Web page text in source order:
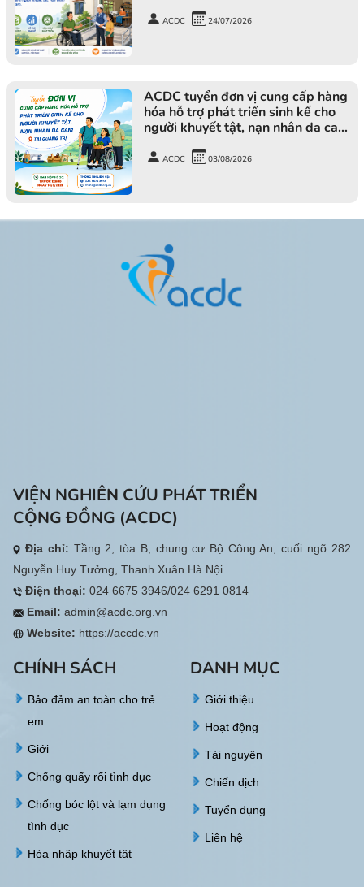
ACDC 24/07/2026
ACDC tuyển đơn vị cung cấp hàng
hóa hỗ trợ phát triển sinh kế cho
người khuyết tật, nạn nhân da cam
ACDC 03/08/2026
VIỆN NGHIÊN CỨU PHÁT TRIỂN
CỘNG ĐỒNG (ACDC)
Địa chỉ: Tầng 2, tòa B, chung cư Bộ Công An, cuối ngõ 282
Nguyễn Huy Tưởng, Thanh Xuân Hà Nội.
Điện thoại: 024 6675 3946/024 6291 0814
Email: admin@acdc.org.vn
Website: https://accdc.vn
CHÍNH SÁCH
Bảo đảm an toàn cho trẻ
em
Giới
Chống quấy rối tình dục
Chống bóc lột và lạm dụng
tình dục
Hòa nhập khuyết tật
DANH MỤC
Giới thiệu
Hoạt động
Tài nguyên
Chiến dịch
Tuyển dụng
Liên hệ